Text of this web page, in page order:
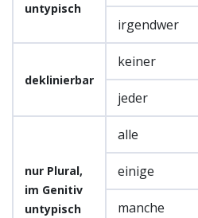
untypisch
irgendwer
deklinierbar
keiner
jeder
nur Plural,
im Genitiv
untypisch
alle
einige
manche